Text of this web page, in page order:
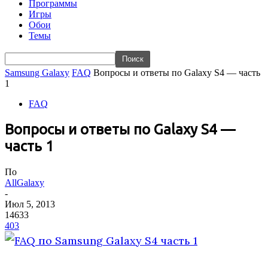
Программы
Игры
Обои
Темы
Samsung Galaxy FAQ Вопросы и ответы по Galaxy S4 — часть
1
FAQ
Вопросы и ответы по Galaxy S4 —
часть 1
По
AllGalaxy
-
Июл 5, 2013
14633
403